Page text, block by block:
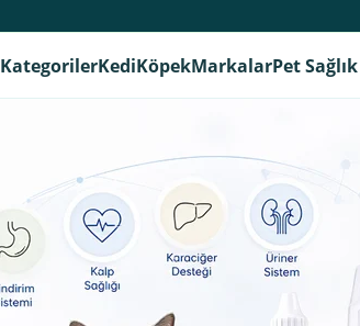
KategorilerKediKöpekMarkalarPet